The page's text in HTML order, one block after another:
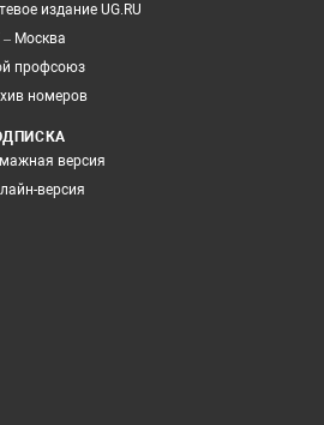
издание UG.RU
– Москва
профсоюз
номеров
версия
версия